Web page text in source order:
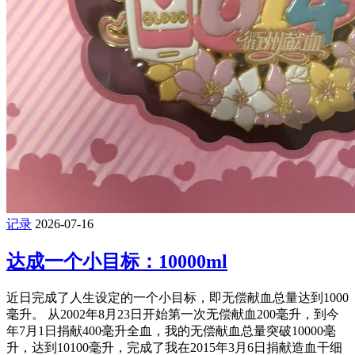
记录 2026-07-16
达成一个小目标：10000ml
近日完成了人生设定的一个小目标，即无偿献血总量达到1000
毫升。 从2002年8月23日开始第一次无偿献血200毫升，到今
年7月1日捐献400毫升全血，我的无偿献血总量突破10000毫
升，达到10100毫升，完成了我在2015年3月6日捐献造血干细